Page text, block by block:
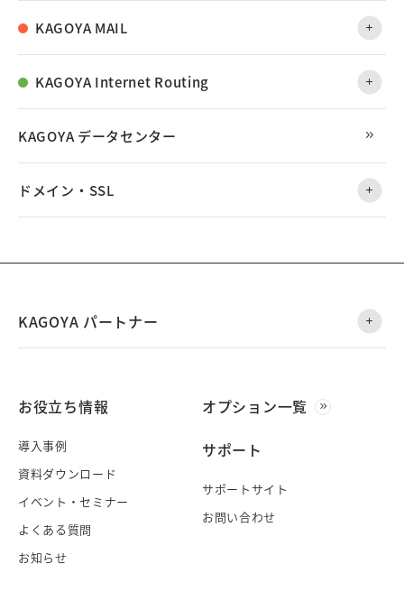
KAGOYA MAIL
KAGOYA Internet Routing
KAGOYA データセンター
ドメイン・SSL
KAGOYA パートナー
お役立ち情報
導入事例
資料ダウンロード
イベント・セミナー
よくある質問
お知らせ
オプション一覧
サポート
サポートサイト
お問い合わせ